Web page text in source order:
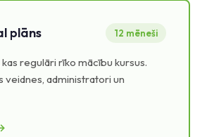
plāns 12 mēneši
regulāri rīko mācību kursus.
veidnes, administratori un